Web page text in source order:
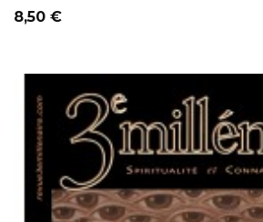
Prix
8,50 €